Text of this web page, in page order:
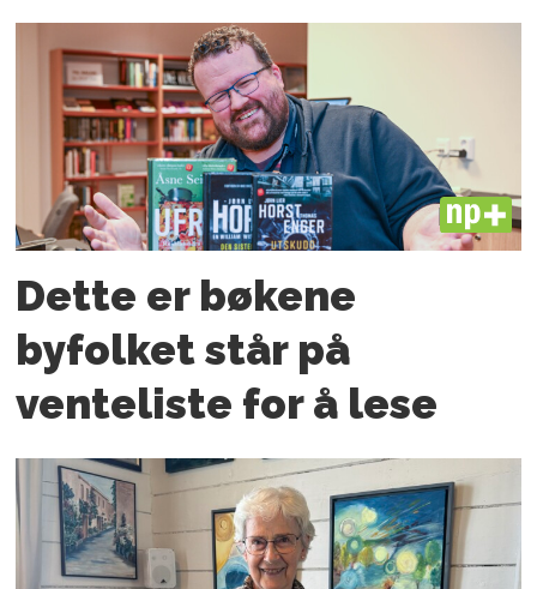
PLUS
Dette er bøkene
byfolket står på
venteliste for å lese